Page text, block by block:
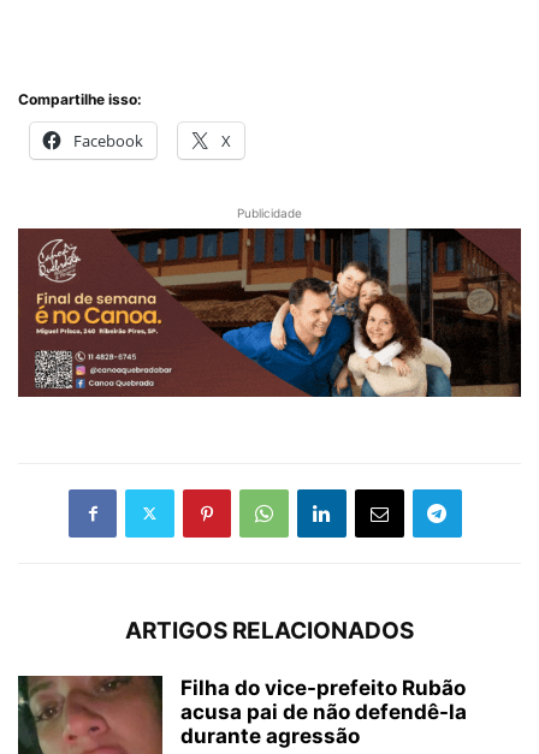
Compartilhe isso:
Facebook X
Publicidade
ARTIGOS RELACIONADOS
Filha do vice-prefeito Rubão
acusa pai de não defendê-la
durante agressão